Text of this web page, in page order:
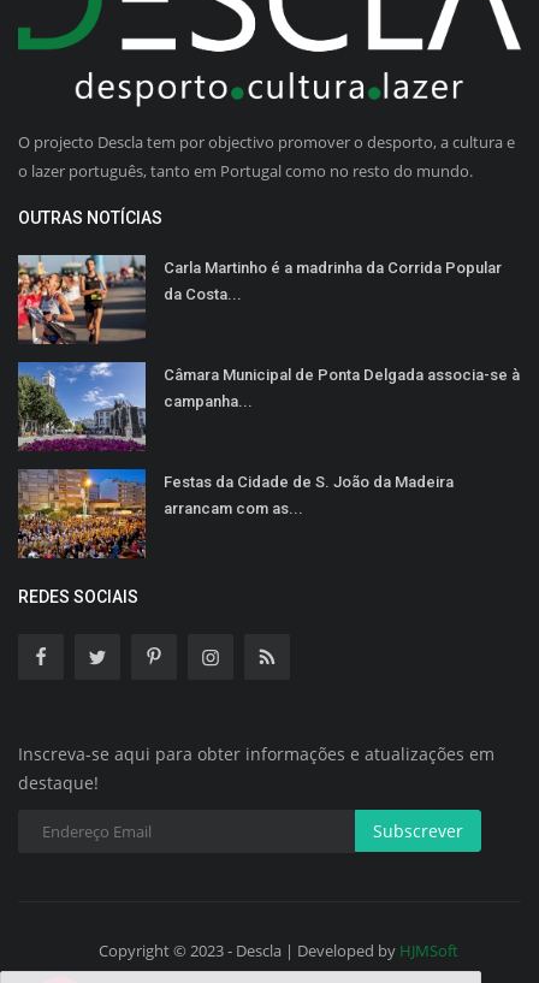
O projecto Descla tem por objectivo promover o desporto, a cultura e
o lazer português, tanto em Portugal como no resto do mundo.
OUTRAS NOTÍCIAS
Carla Martinho é a madrinha da Corrida Popular
da Costa...
Câmara Municipal de Ponta Delgada associa-se à
campanha...
Festas da Cidade de S. João da Madeira
arrancam com as...
REDES SOCIAIS
Inscreva-se aqui para obter informações e atualizações em
destaque!
Subscrever
Copyright © 2023 - Descla | Developed by HJMSoft